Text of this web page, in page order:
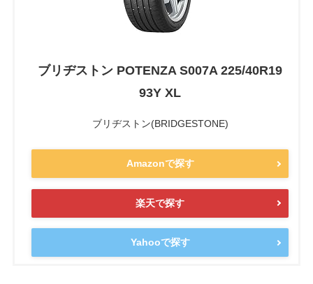
ブリヂストン POTENZA S007A 225/40R19
93Y XL
ブリヂストン(BRIDGESTONE)
Amazonで探す
楽天で探す
Yahooで探す